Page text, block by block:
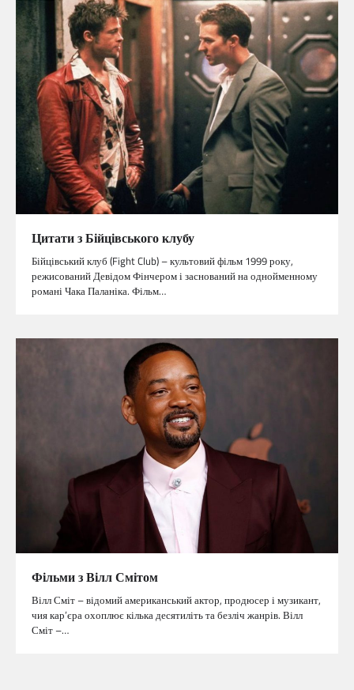
Цитати з Бійцівського клубу
Бійцівський клуб (Fight Club) – культовий фільм 1999 року,
режисований Девідом Фінчером і заснований на однойменному
романі Чака Паланіка. Фільм…
Фільми з Вілл Смітом
Вілл Сміт – відомий американський актор, продюсер і музикант,
чия кар’єра охоплює кілька десятиліть та безліч жанрів. Вілл
Сміт –…